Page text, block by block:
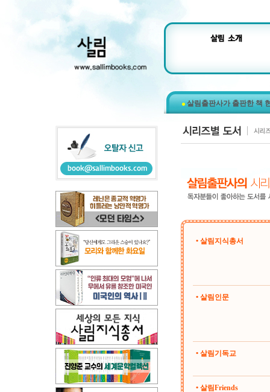
살림출판사가 출판한 책
• 살림지식총서
• 살림인문
• 살림기독교
• 살림Friends